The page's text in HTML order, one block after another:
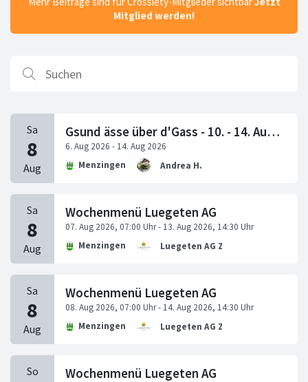
Mitglied werden!
Gsund ässe über d'Gass - 10. - 14. August 2026
Menzingen Andrea H.
Wochenmenü Luegeten AG
Menzingen Luegeten AG Z.
Wochenmenü Luegeten AG
Menzingen Luegeten AG Z.
Wochenmenü Luegeten AG